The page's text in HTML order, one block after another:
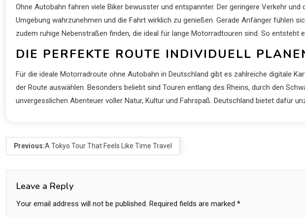
Ohne Autobahn fahren viele Biker bewusster und entspannter. Der geringere Verkehr
Umgebung wahrzunehmen und die Fahrt wirklich zu genießen. Gerade Anfänger fühlen
zudem ruhige Nebenstraßen finden, die ideal für lange Motorradtouren sind. So entsteht
DIE PERFEKTE ROUTE INDIVIDUELL
Für die ideale Motorradroute ohne Autobahn in Deutschland gibt es zahlreiche digitale
der Route auswählen. Besonders beliebt sind Touren entlang des Rheins, durch den
unvergesslichen Abenteuer voller Natur, Kultur und Fahrspaß. Deutschland bietet dafür
Previous:A Tokyo Tour That Feels Like Time Travel
Leave a Reply
Your email address will not be published. Required fields are marked *